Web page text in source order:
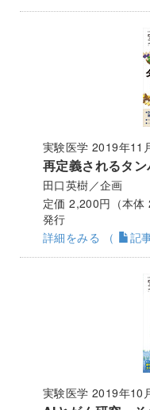
実験医学 2019年11
再定義されるタ
田口英樹／企画
定価 2,200円（本
発行
詳細をみる （
記
実験医学 2019年10